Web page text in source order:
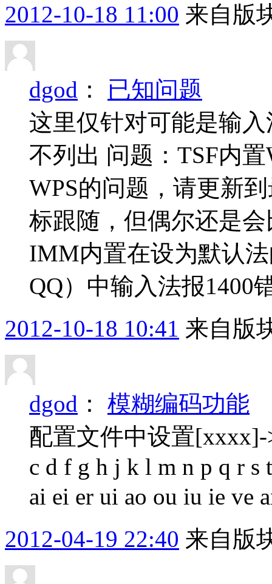
2012-10-18 11:00 来自版
dgod ： 已知问题
这里仅针对可能是输
不列出 问题：TSF内
WPS的问题，请更新
标跟随，但偶尔还是
IMM内置在设为默认
QQ）中输入法报1400
2012-10-18 10:41 来自版
dgod ： 模糊编码功能
配置文件中设置[xxxx]-
c d f g h j k l m n p q r s
ai ei er ui ao ou iu ie ve
2012-04-19 22:40 来自版